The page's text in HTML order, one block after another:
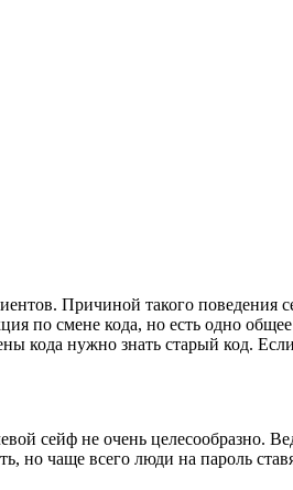
Причиной такого поведения
по смене кода, но есть одно
кода нужно знать старый код.
сейф не очень целесообразно.
но чаще всего люди на пароль